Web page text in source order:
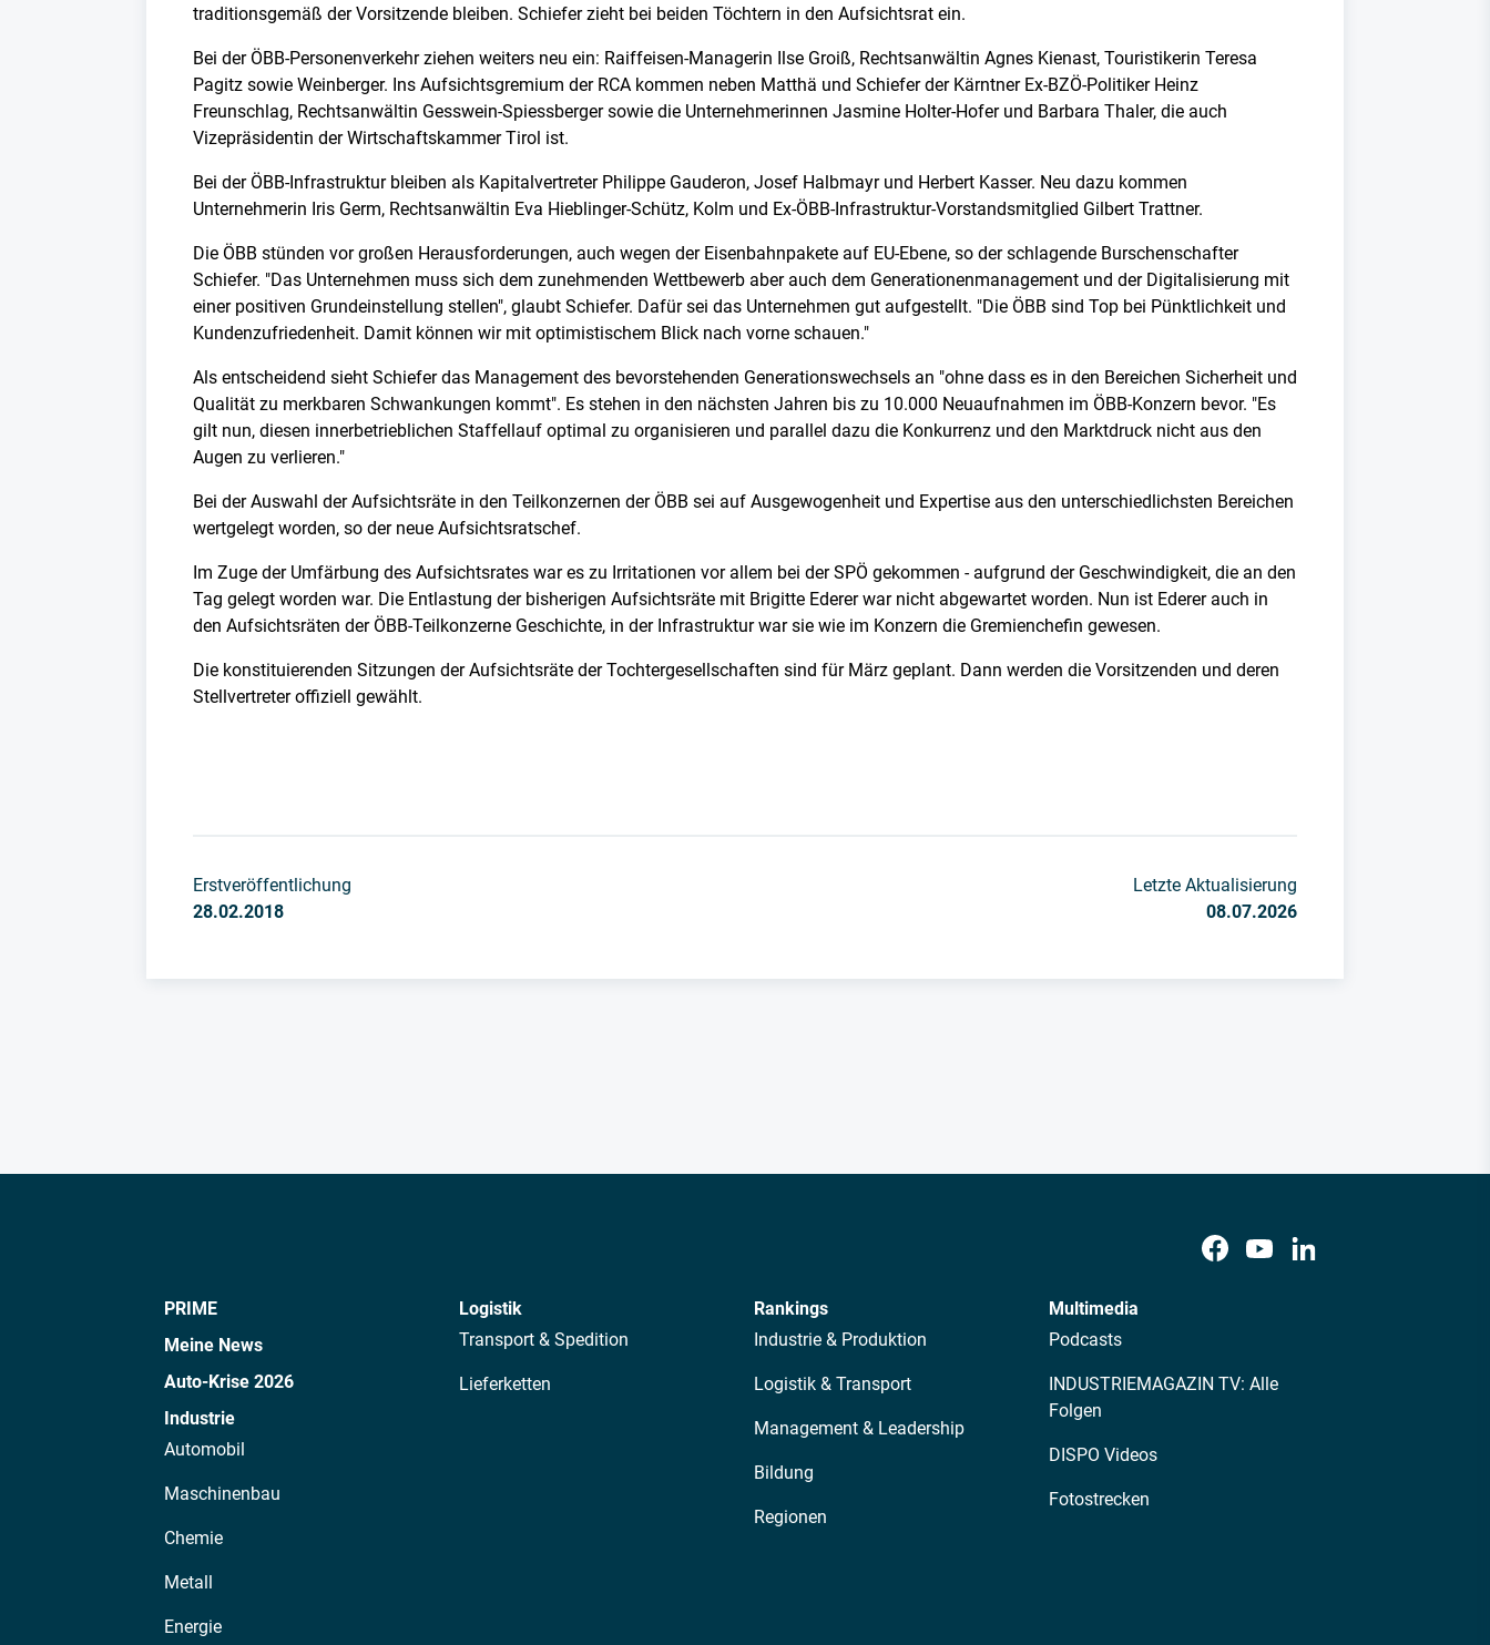
traditionsgemäß der Vorsitzende bleiben. Schiefer zieht bei beiden Töchtern in den Aufsichtsrat ein.
Bei der ÖBB-Personenverkehr ziehen weiters neu ein: Raiffeisen-Managerin Ilse Groiß, Rechtsanwältin Agnes Kienast, Touristikerin Teresa
Pagitz sowie Weinberger. Ins Aufsichtsgremium der RCA kommen neben Matthä und Schiefer der Kärntner Ex-BZÖ-Politiker Heinz
Freunschlag, Rechtsanwältin Gesswein-Spiessberger sowie die Unternehmerinnen Jasmine Holter-Hofer und Barbara Thaler, die auch
Vizepräsidentin der Wirtschaftskammer Tirol ist.
Bei der ÖBB-Infrastruktur bleiben als Kapitalvertreter Philippe Gauderon, Josef Halbmayr und Herbert Kasser. Neu dazu kommen
Unternehmerin Iris Germ, Rechtsanwältin Eva Hieblinger-Schütz, Kolm und Ex-ÖBB-Infrastruktur-Vorstandsmitglied Gilbert Trattner.
Die ÖBB stünden vor großen Herausforderungen, auch wegen der Eisenbahnpakete auf EU-Ebene, so der schlagende Burschenschafter
Schiefer. "Das Unternehmen muss sich dem zunehmenden Wettbewerb aber auch dem Generationenmanagement und der Digitalisierung mit
einer positiven Grundeinstellung stellen", glaubt Schiefer. Dafür sei das Unternehmen gut aufgestellt. "Die ÖBB sind Top bei Pünktlichkeit und
Kundenzufriedenheit. Damit können wir mit optimistischem Blick nach vorne schauen."
Als entscheidend sieht Schiefer das Management des bevorstehenden Generationswechsels an "ohne dass es in den Bereichen Sicherheit und
Qualität zu merkbaren Schwankungen kommt". Es stehen in den nächsten Jahren bis zu 10.000 Neuaufnahmen im ÖBB-Konzern bevor. "Es
gilt nun, diesen innerbetrieblichen Staffellauf optimal zu organisieren und parallel dazu die Konkurrenz und den Marktdruck nicht aus den
Augen zu verlieren."
Bei der Auswahl der Aufsichtsräte in den Teilkonzernen der ÖBB sei auf Ausgewogenheit und Expertise aus den unterschiedlichsten Bereichen
wertgelegt worden, so der neue Aufsichtsratschef.
Im Zuge der Umfärbung des Aufsichtsrates war es zu Irritationen vor allem bei der SPÖ gekommen - aufgrund der Geschwindigkeit, die an den
Tag gelegt worden war. Die Entlastung der bisherigen Aufsichtsräte mit Brigitte Ederer war nicht abgewartet worden. Nun ist Ederer auch in
den Aufsichtsräten der ÖBB-Teilkonzerne Geschichte, in der Infrastruktur war sie wie im Konzern die Gremienchefin gewesen.
Die konstituierenden Sitzungen der Aufsichtsräte der Tochtergesellschaften sind für März geplant. Dann werden die Vorsitzenden und deren
Stellvertreter offiziell gewählt.
Erstveröffentlichung
28.02.2018
Letzte Aktualisierung
08.07.2026
PRIME
Meine News
Auto-Krise 2026
Industrie
Automobil
Maschinenbau
Chemie
Metall
Energie
Logistik
Transport & Spedition
Lieferketten
Rankings
Industrie & Produktion
Logistik & Transport
Management & Leadership
Bildung
Regionen
Multimedia
Podcasts
INDUSTRIEMAGAZIN TV: Alle
Folgen
DISPO Videos
Fotostrecken